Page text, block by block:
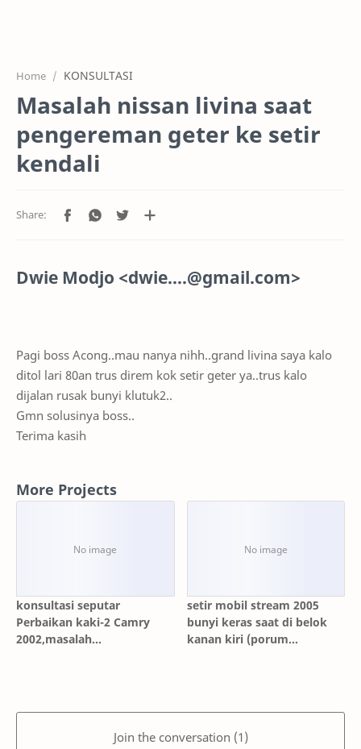
PROJEK
SYSTEM
Home KONSULTASI
Masalah nissan livina saat
pengereman geter ke setir
kendali
Dwie Modjo <dwie....@gmail.com>
Pagi boss Acong..mau nanya nihh..grand livina saya kalo
ditol lari 80an trus direm kok setir geter ya..trus kalo
dijalan rusak bunyi klutuk2..
Gmn solusinya boss..
Terima kasih
More Projects
konsultasi seputar
Perbaikan kaki-2 Camry
2002,masalah
setir mobil stream 2005
bunyi keras saat di belok
kanan kiri (porum
Join the conversation (1)